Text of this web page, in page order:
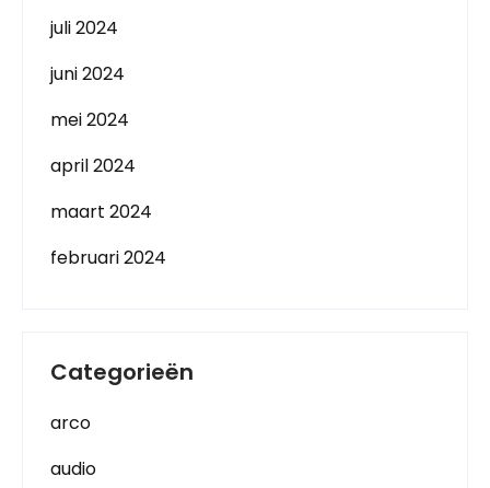
juli 2024
juni 2024
mei 2024
april 2024
maart 2024
februari 2024
Categorieën
arco
audio